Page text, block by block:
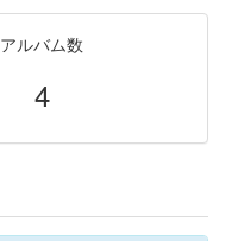
アルバム数
4